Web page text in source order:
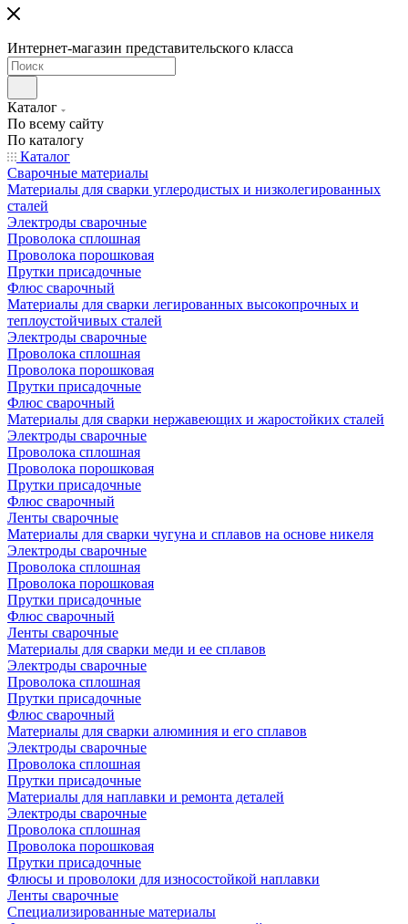
Интернет-магазин представительского класса
Каталог
По всему сайту
По каталогу
Каталог
Сварочные материалы
Материалы для сварки углеродистых и низколегированных
сталей
Электроды сварочные
Проволока сплошная
Проволока порошковая
Прутки присадочные
Флюс сварочный
Материалы для сварки легированных высокопрочных и
теплоустойчивых сталей
Электроды сварочные
Проволока сплошная
Проволока порошковая
Прутки присадочные
Флюс сварочный
Материалы для сварки нержавеющих и жаростойких сталей
Электроды сварочные
Проволока сплошная
Проволока порошковая
Прутки присадочные
Флюс сварочный
Ленты сварочные
Материалы для сварки чугуна и сплавов на основе никеля
Электроды сварочные
Проволока сплошная
Проволока порошковая
Прутки присадочные
Флюс сварочный
Ленты сварочные
Материалы для сварки меди и ее сплавов
Электроды сварочные
Проволока сплошная
Прутки присадочные
Флюс сварочный
Материалы для сварки алюминия и его сплавов
Электроды сварочные
Проволока сплошная
Прутки присадочные
Материалы для наплавки и ремонта деталей
Электроды сварочные
Проволока сплошная
Проволока порошковая
Прутки присадочные
Флюсы и проволоки для износостойкой наплавки
Ленты сварочные
Специализированные материалы